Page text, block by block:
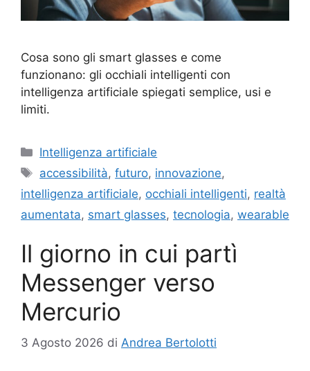
Cosa sono gli smart glasses e come
funzionano: gli occhiali intelligenti con
intelligenza artificiale spiegati semplice, usi e
limiti.
Categorie
Intelligenza artificiale
Tag
accessibilità,futuro, innovazione,
intelligenza artificiale, occhiali intelligenti, realtà
aumentata, smart glasses, tecnologia, wearable
Il giorno in cui partì
Messenger verso
Mercurio
3 Agosto 2026 di Andrea Bertolotti